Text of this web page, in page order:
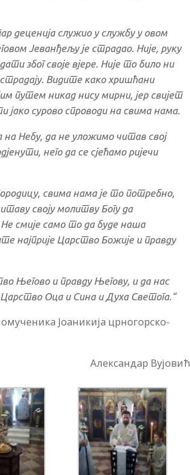
деценија служио у службу у овом
Јеванђељу је страдао. Није, руку
због своје вјере. Није то било ни
Видите како хришћани
путем никад нису мирни, јер свијет
јако сурово спроводи на свима нама.
на Небу, да не уложимо читав свој
него да се сјећамо ријечи
свима нама је то потребно,
своју молитву Богу да
смије само то да буде наша
најприје Царство Божије и правду
Његово и правду Његову, и да нас
Оца и Сина и Духа Светога.“
Јоаникија црногорско-
Александар Вујовић